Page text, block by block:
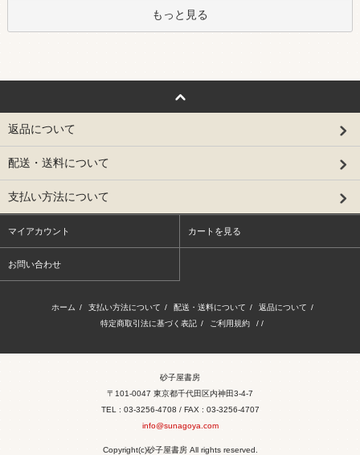
もっと見る
返品について
配送・送料について
支払い方法について
マイアカウント カートを見る
お問い合わせ
ホーム / 支払い方法について / 配送・送料について / 返品について /
特定商取引法に基づく表記 / ご利用規約 / /
砂子屋書房
〒101-0047 東京都千代田区内神田3-4-7
TEL : 03-3256-4708 / FAX : 03-3256-4707
info@sunagoya.com
Copyright(c)砂子屋書房 All rights reserved.